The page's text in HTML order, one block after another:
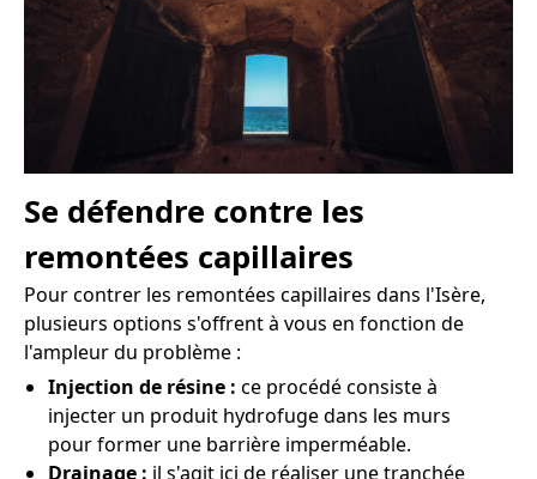
Se défendre contre les
remontées capillaires
Pour contrer les remontées capillaires dans l'Isère,
plusieurs options s'offrent à vous en fonction de
l'ampleur du problème :
Injection de résine : ce procédé consiste à
injecter un produit hydrofuge dans les murs
pour former une barrière imperméable.
Drainage : il s'agit ici de réaliser une tranchée